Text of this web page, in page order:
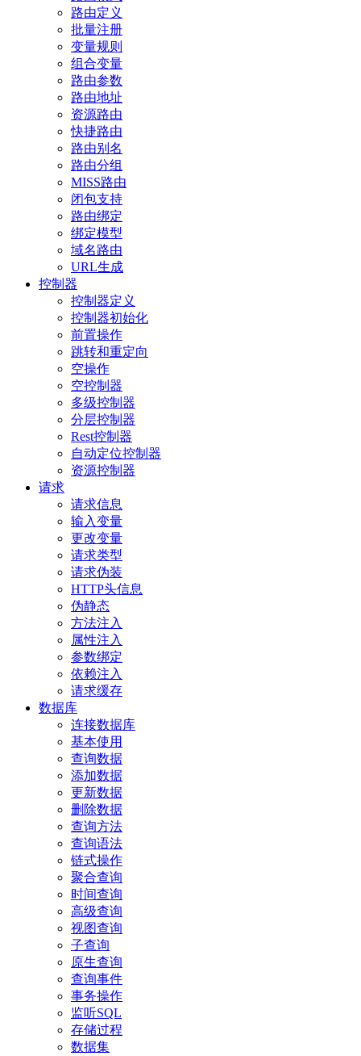
路由定义
批量注册
变量规则
组合变量
路由参数
路由地址
资源路由
快捷路由
路由别名
路由分组
MISS路由
闭包支持
路由绑定
绑定模型
域名路由
URL生成
控制器
控制器定义
控制器初始化
前置操作
跳转和重定向
空操作
空控制器
多级控制器
分层控制器
Rest控制器
自动定位控制器
资源控制器
请求
请求信息
输入变量
更改变量
请求类型
请求伪装
HTTP头信息
伪静态
方法注入
属性注入
参数绑定
依赖注入
请求缓存
数据库
连接数据库
基本使用
查询数据
添加数据
更新数据
删除数据
查询方法
查询语法
链式操作
聚合查询
时间查询
高级查询
视图查询
子查询
原生查询
查询事件
事务操作
监听SQL
存储过程
数据集